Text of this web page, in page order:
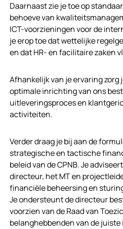
Daarnaast zie je toe op
behoeve van
ICT-voorzieningen voor de
je erop toe dat wettelijke
en dat HR- en facilitaire zaken
Afhankelijk van je ervaring zorg
optimale inrichting van ons
uitleveringsproces en
activiteiten.
Verder draag je bij aan de
strategische en tactische
beleid van de CPNB. Je
directeur, het MT en
financiële beheersing en
Je ondersteunt de directeur
voorzien van de Raad van
belanghebbenden van de